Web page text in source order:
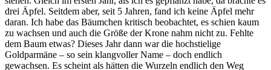
drei Äpfel. Seitdem aber, seit 5 Jahren, fand ich keine Äpfel mehr
daran. Ich habe das Bäumchen kritisch beobachtet, es schien kaum
zu wachsen und auch die Größe der Krone nahm nicht zu. Fehlte
dem Baum etwas? Dieses Jahr dann war die hochstielige
Goldparmäne – so sein klangvoller Name – doch endlich
gewachsen. Es scheint als hätten die Wurzeln endlich den Weg